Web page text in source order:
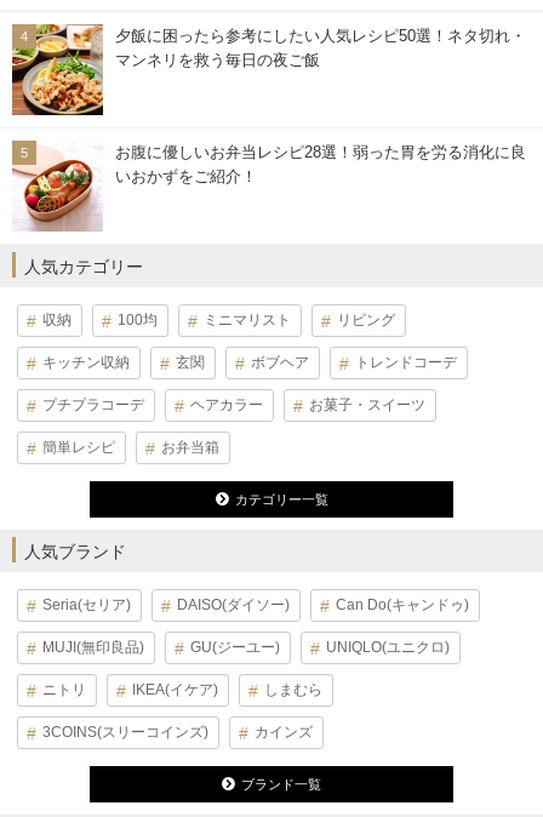
夕飯に困ったら参考にしたい人気レシピ50選！ネタ切れ・
マンネリを救う毎日の夜ご飯
お腹に優しいお弁当レシピ28選！弱った胃を労る消化に良
いおかずをご紹介！
人気カテゴリー
収納 100均 ミニマリスト リビング
キッチン収納 玄関 ボブヘア トレンドコーデ
プチプラコーデ ヘアカラー お菓子・スイーツ
簡単レシピ お弁当箱
カテゴリー一覧
人気ブランド
Seria(セリア) DAISO(ダイソー) Can Do(キャンドゥ)
MUJI(無印良品) GU(ジーユー) UNIQLO(ユニクロ)
ニトリ IKEA(イケア) しまむら
3COINS(スリーコインズ) カインズ
ブランド一覧